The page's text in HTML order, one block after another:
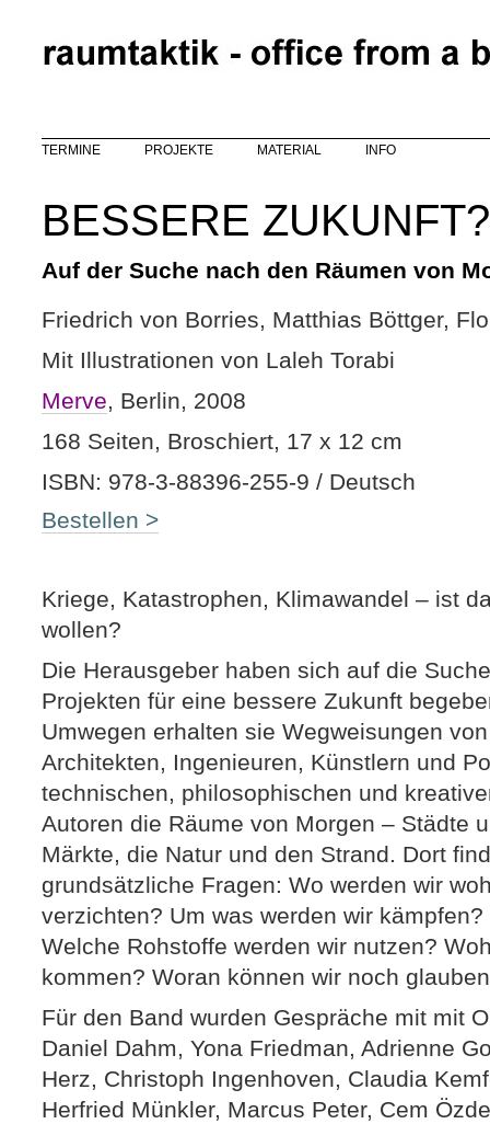
TERMINE PROJEKTE MATERIAL INFO
BESSERE ZUKUNFT?
Auf der Suche nach den Räumen von
Friedrich von Borries, Matthias Böttger,
Mit Illustrationen von Laleh Torabi
Merve, Berlin, 2008
168 Seiten, Broschiert, 17 x 12 cm
ISBN: 978-3-88396-255-9 / Deutsch
Bestellen >
Kriege, Katastrophen, Klimawandel – ist
wollen?
Die Herausgeber haben sich auf die
Projekten für eine bessere Zukunft
Umwegen erhalten sie Wegweisungen
Architekten, Ingenieuren, Künstlern und
technischen, philosophischen und
Autoren die Räume von Morgen – Städte
Märkte, die Natur und den Strand. Dort
grundsätzliche Fragen: Wo werden wir
verzichten? Um was werden wir
Welche Rohstoffe werden wir nutzen?
kommen? Woran können wir noch
Für den Band wurden Gespräche mit mit
Daniel Dahm, Yona Friedman, Adrienne
Herz, Christoph Ingenhoven, Claudia
Herfried Münkler, Marcus Peter, Cem